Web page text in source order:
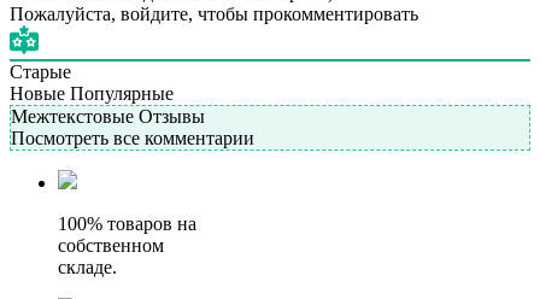
Пожалуйста, войдите, чтобы прокомментировать
Старые
Новые Популярные
Межтекстовые Отзывы
Посмотреть все комментарии
100% товаров на
собственном
складе.